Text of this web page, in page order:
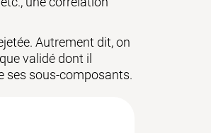
Autrement dit, on
validé dont il
ses sous-composants.